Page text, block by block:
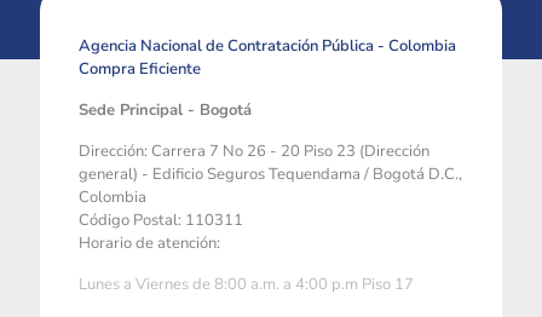
Agencia Nacional de Contratación Pública - Colombia
Compra Eficiente
Sede Principal - Bogotá
Dirección: Carrera 7 No 26 - 20 Piso 23 (Dirección
general) - Edificio Seguros Tequendama / Bogotá D.C.,
Colombia
Código Postal: 110311
Horario de atención:
Lunes a Viernes de 8:00 a.m. a 4:00 p.m Piso 17